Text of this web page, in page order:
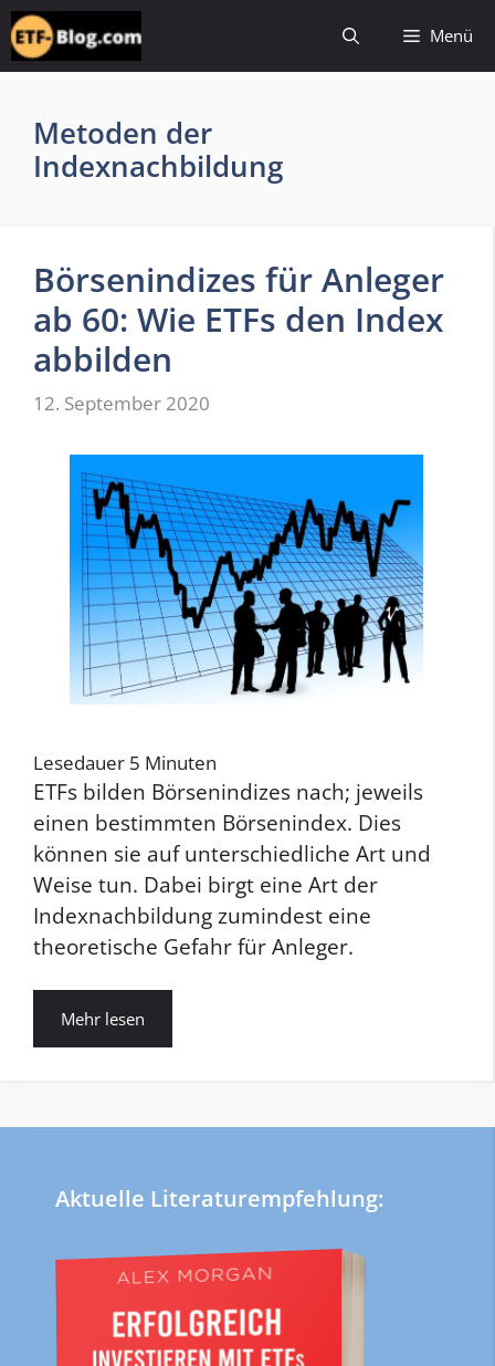
Zum
Inhalt
springen
Menü
Metoden der
Indexnachbildung
Börsenindizes für Anleger
ab 60: Wie ETFs den Index
abbilden
12. September 2020
Lesedauer 5 Minuten
ETFs bilden Börsenindizes nach; jeweils
einen bestimmten Börsenindex. Dies
können sie auf unterschiedliche Art und
Weise tun. Dabei birgt eine Art der
Indexnachbildung zumindest eine
theoretische Gefahr für Anleger.
Mehr lesen
Aktuelle Literaturempfehlung: